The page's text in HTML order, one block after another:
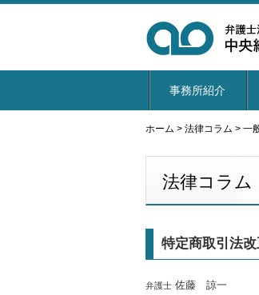
事務所紹介
ホーム > 法律コラム > 一
法律コラム
特定商取引法
弁護士 佐藤 諒一